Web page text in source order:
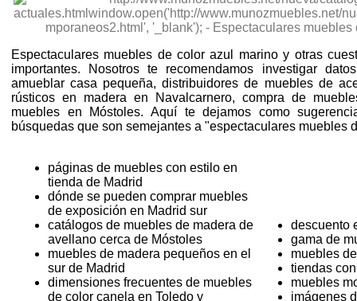
Espectaculares muebles de color azul marino y otras
importantes. Nosotros te recomendamos investigar
amueblar casa pequeña, distribuidores de muebles de
rústicos en madera en Navalcarnero, compra de
muebles en Móstoles. Aquí te dejamos como
búsquedas que son semejantes a "espectaculares muebles
páginas de muebles con estilo en
tienda de Madrid
dónde se pueden comprar muebles
de exposición en Madrid sur
catálogos de muebles de madera de
avellano cerca de Móstoles
muebles de madera pequeños en el
sur de Madrid
dimensiones frecuentes de muebles
de color canela en Toledo y
descuento
gama de
muebles
tiendas
muebles
imágenes